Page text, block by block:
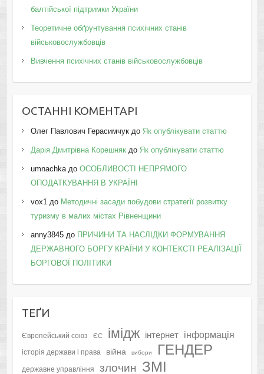
балтійської підтримки України
Теоретичне обґрунтування психічних станів
військовослужбовців
Вивчення психічних станів військовослужбовців
ОСТАННІ КОМЕНТАРІ
Олег Павлович Герасимчукдо Як опублікувати статтю
Дарія Дмитрівна Корешнякдо Як опублікувати статтю
umnachkaдо ОСОБЛИВОСТІ НЕПРЯМОГО
ОПОДАТКУВАННЯ В УКРАЇНІ
vox1 до Методичні засади побудови стратегії розвитку
туризму в малих містах Рівненщини
anny3845до ПРИЧИНИ ТА НАСЛІДКИ ФОРМУВАННЯ
ДЕРЖАВНОГО БОРГУ КРАЇНИ У КОНТЕКСТІ РЕАЛІЗАЦІЇ
БОРГОВОЇ ПОЛІТИКИ
ТЕҐИ
Європейський союз ЄС імідж інтернет інформація
історія держави і права війна вибори ГЕНДЕР
державне управління злочин ЗМІ